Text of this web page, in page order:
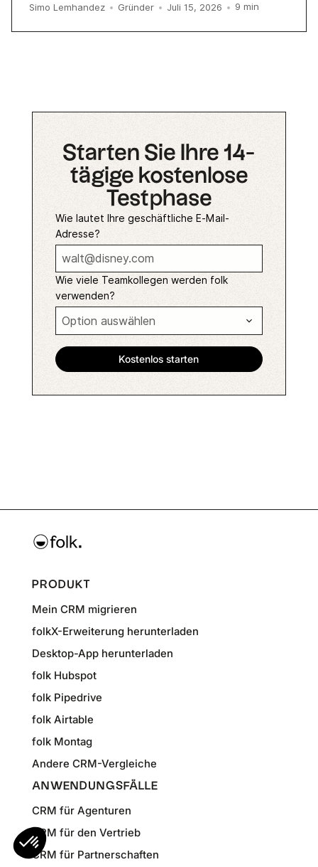
Simo Lemhandez • Gründer • Juli 15, 2026 • 9 min
Starten Sie Ihre 14-
tägige kostenlose
Testphase
Wie lautet Ihre geschäftliche E-Mail-
Adresse?
Wie viele Teamkollegen werden folk
verwenden?
PRODUKT
Mein CRM migrieren
folkX-Erweiterung herunterladen
Desktop-App herunterladen
folk Hubspot
folk Pipedrive
folk Airtable
folk Montag
Andere CRM-Vergleiche
ANWENDUNGSFÄLLE
CRM für Agenturen
CRM für den Vertrieb
CRM für Partnerschaften